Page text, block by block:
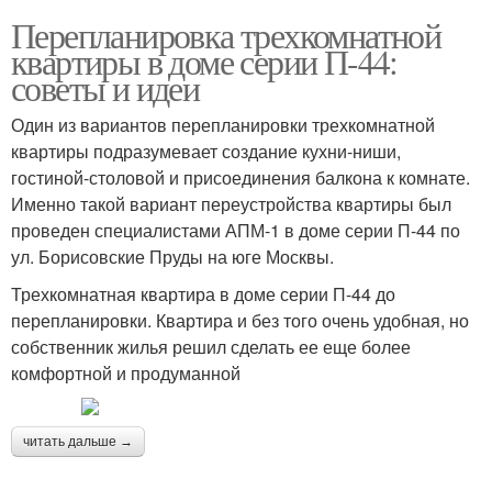
Перепланировка трехкомнатной
квартиры в доме серии П-44:
советы и идеи
Один из вариантов перепланировки трехкомнатной
квартиры подразумевает создание кухни-ниши,
гостиной-столовой и присоединения балкона к комнате.
Именно такой вариант переустройства квартиры был
проведен специалистами АПМ-1 в доме серии П-44 по
ул. Борисовские Пруды на юге Москвы.
Трехкомнатная квартира в доме серии П-44 до
перепланировки. Квартира и без того очень удобная, но
собственник жилья решил сделать ее еще более
комфортной и продуманной
читать дальше →